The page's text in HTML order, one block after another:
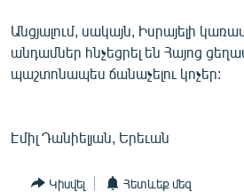
Անցյալում, սակայն, Իսրայելի
անդամներ հնչեցրել են Հայոց
պաշտոնապես ճանաչելու կոչեր:
Էմիլ Դանիելյան, Երեւան
Կիսվել Հետևեք մեզ